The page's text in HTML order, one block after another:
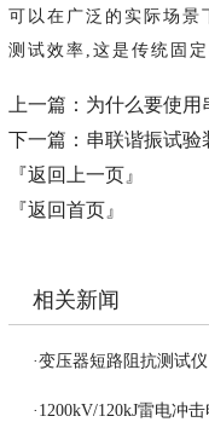
可以在广泛的实际场景
测试效率,这是传统固
上一篇： 为什么要使用
下一篇： 串联谐振试验
『返回上一页』
『返回首页』
相关新闻
·变压器短路阻抗测试
· 1200kV/120kJ雷电冲